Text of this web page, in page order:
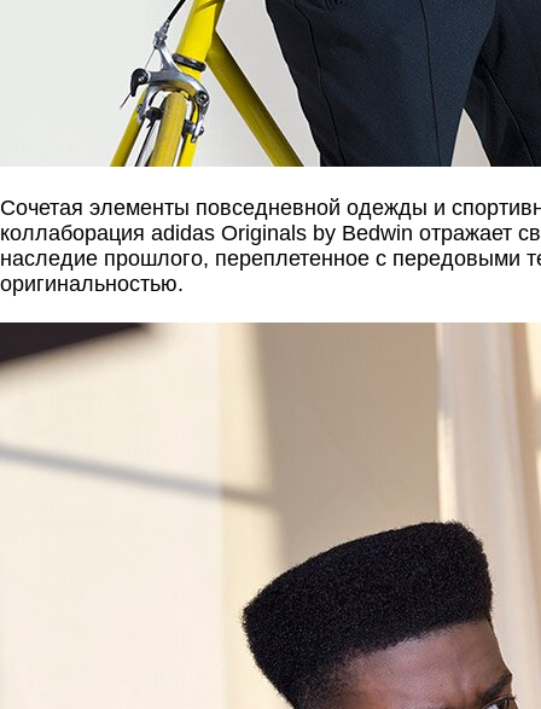
Сочетая элементы повседневной одежды и
коллаборация adidas Originals by Bedwin отражает
наследие прошлого, переплетенное с передовыми
оригинальностью.